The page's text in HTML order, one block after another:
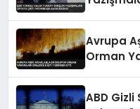
Avrupa
Orman
ABD Gizli